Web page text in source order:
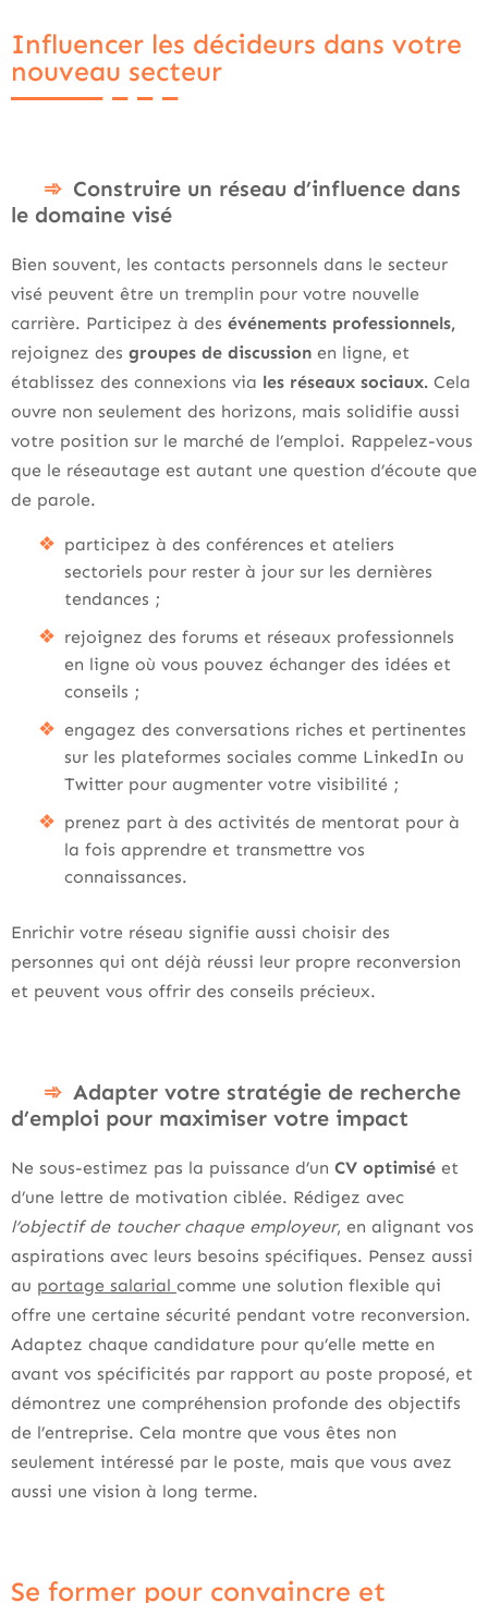
Influencer les décideurs dans votre
nouveau secteur
Construire un réseau d’influence dans
le domaine visé
Bien souvent, les contacts personnels dans le secteur
visé peuvent être un tremplin pour votre nouvelle
carrière. Participez à des événements professionnels,
rejoignez des groupes de discussion en ligne, et
établissez des connexions via les réseaux sociaux. Cela
ouvre non seulement des horizons, mais solidifie aussi
votre position sur le marché de l’emploi. Rappelez-vous
que le réseautage est autant une question d’écoute que
de parole.
participez à des conférences et ateliers
sectoriels pour rester à jour sur les dernières
tendances ;
rejoignez des forums et réseaux professionnels
en ligne où vous pouvez échanger des idées et
conseils ;
engagez des conversations riches et pertinentes
sur les plateformes sociales comme LinkedIn ou
Twitter pour augmenter votre visibilité ;
prenez part à des activités de mentorat pour à
la fois apprendre et transmettre vos
connaissances.
Enrichir votre réseau signifie aussi choisir des
personnes qui ont déjà réussi leur propre reconversion
et peuvent vous offrir des conseils précieux.
Adapter votre stratégie de recherche
d’emploi pour maximiser votre impact
Ne sous-estimez pas la puissance d’un CV optimisé et
d’une lettre de motivation ciblée. Rédigez avec
l’objectif de toucher chaque employeur, en alignant vos
aspirations avec leurs besoins spécifiques. Pensez aussi
au portage salarial comme une solution flexible qui
offre une certaine sécurité pendant votre reconversion.
Adaptez chaque candidature pour qu’elle mette en
avant vos spécificités par rapport au poste proposé, et
démontrez une compréhension profonde des objectifs
de l’entreprise. Cela montre que vous êtes non
seulement intéressé par le poste, mais que vous avez
aussi une vision à long terme.
Se former pour convaincre et